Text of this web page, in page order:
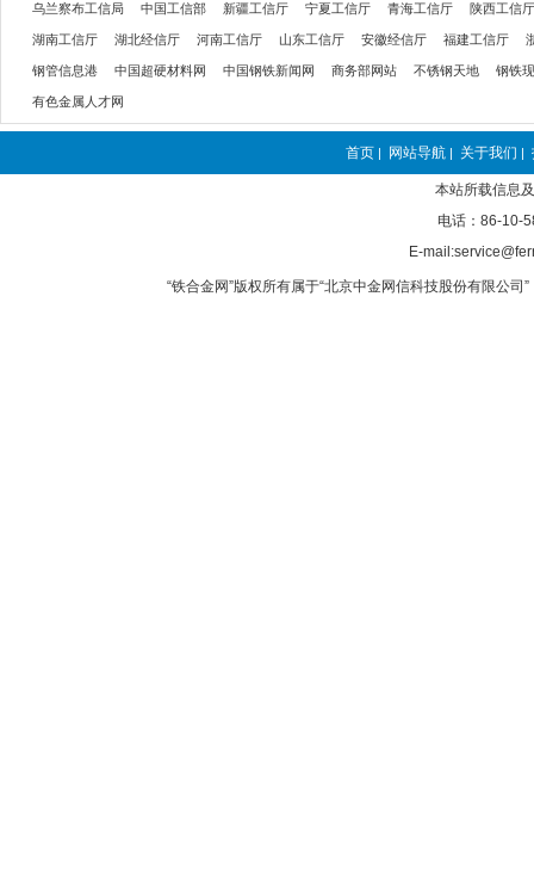
乌兰察布工信局 中国工信部 新疆工信厅 宁夏工信厅 青海工信厅 陕西工信厅
湖南工信厅 湖北经信厅 河南工信厅 山东工信厅 安徽经信厅 福建工信厅
钢管信息港 中国超硬材料网 中国钢铁新闻网 商务部网站 不锈钢天地 钢铁
有色金属人才网
首页 | 网站导航 | 关于我们 |
本站所载信息
电话：86-10-
E-
“铁合金网”版权所有属于“北京中金网信科技股份有限公司